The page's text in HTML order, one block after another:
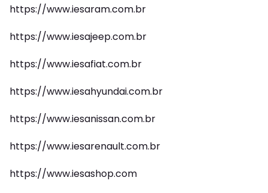
https://www.iesaram.com.br
https://www.iesajeep.com.br
https://www.iesafiat.com.br
https://www.iesahyundai.com.br
https://www.iesanissan.com.br
https://www.iesarenault.com.br
https://www.iesashop.com